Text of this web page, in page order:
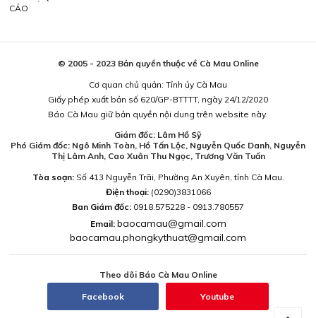
CÁO
© 2005 - 2023 Bản quyền thuộc về Cà Mau Online
Cơ quan chủ quản: Tỉnh ủy Cà Mau
Giấy phép xuất bản số 620/GP-BTTTT, ngày 24/12/2020
Báo Cà Mau giữ bản quyền nội dung trên website này.
Giám đốc: Lâm Hồ Sỹ
Phó Giám đốc: Ngô Minh Toàn, Hồ Tấn Lộc, Nguyễn Quốc Danh, Nguyễn
Thị Lâm Anh, Cao Xuân Thu Ngọc, Trương Văn Tuấn
Tòa soạn:Số 413 Nguyễn Trãi, Phường An Xuyên, tỉnh Cà Mau.
Điện thoại: (0290)3831066
Ban Giám đốc: 0918.575228 - 0913.780557
Email: baocamau@gmail.com
baocamau.phongkythuat@gmail.com
Theo dõi Báo Cà Mau Online
Facebook Youtube